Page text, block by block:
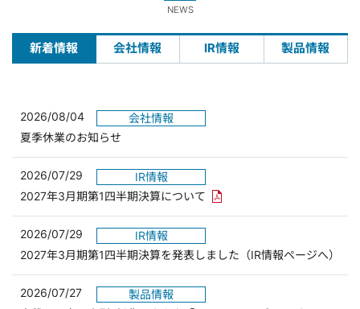
NEWS
新着情報 会社情報 IR情報 製品情報
2026/08/04
会社情報
夏季休業のお知らせ
2026/07/29
IR情報
2027年3月期第1四半期決算について PDFリンクを新しいウィンド
2026/07/29
IR情報
2027年3月期第1四半期決算を発表しました（IR情報ページへ）
2026/07/27
製品情報